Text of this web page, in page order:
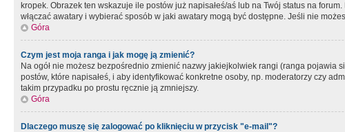
kropek. Obrazek ten wskazuje ile postów już napisałeś/aś lub na Twój status na
włączać awatary i wybierać sposób w jaki awatary mogą być dostępne. Jeśli nie
Góra
Czym jest moja ranga i jak mogę ją zmienić?
Na ogół nie możesz bezpośrednio zmienić nazwy jakiejkolwiek rangi (ranga
postów, które napisałeś, i aby identyfikować konkretne osoby, np. moderatorzy czy
takim przypadku po prostu ręcznie ją zmniejszy.
Góra
Dlaczego muszę się zalogować po kliknięciu w przycisk "e-mail"?